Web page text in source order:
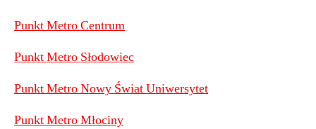
Punkt Metro Centrum
Punkt Metro Słodowiec
Punkt Metro Nowy Świat Uniwersytet
Punkt Metro Młociny